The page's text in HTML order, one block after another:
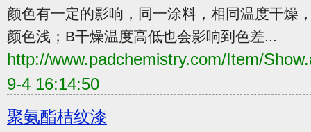
颜色有一定的影响，同一涂料，相同温度干燥
颜色浅；B干燥温度高低也会影响到色差...
http://www.padchemistry.com/Item/
9-4 16:14:50
聚氨酯桔纹漆